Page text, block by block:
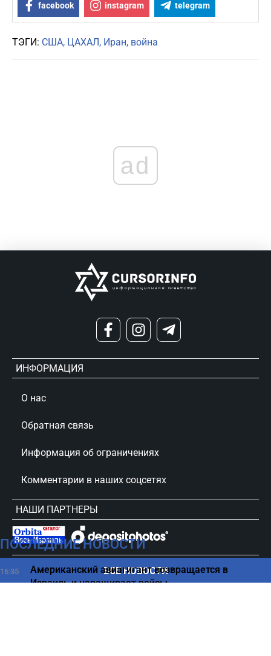
facebook instagram telegram
ТЭГИ: США ЦАХАЛ Иран война
ПОСЛЕДНИЕ НОВОСТИ
16:35
Американский авиагигант возвращается в
Израиль и наращивает рейсы
ВСЕ НОВОСТИ
ad
ИНФОРМАЦИЯ
О нас
Обратная связь
Информация об ограничениях
Комментарии в наших соцсетях
НАШИ ПАРТНЕРЫ
сursorinfo.co.il © Все права защищены